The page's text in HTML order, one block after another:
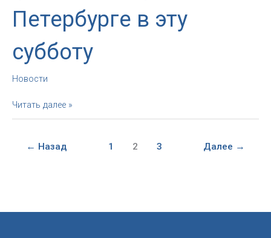
Петербурге в эту
субботу
Новости
Рождественский
фестиваль
Читать далее »
← Назад 1 2 3 Далее →